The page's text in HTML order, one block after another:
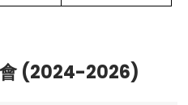
會 (2024-2026)